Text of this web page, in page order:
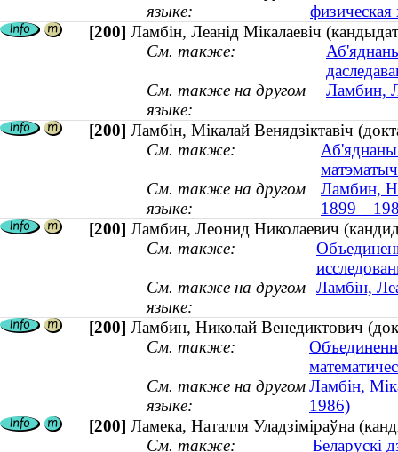
языке:
[200] Ламбін, Леанід Мікалаевіч
См. также:
См. также на другом
языке:
Ламбин,
[200] Ламбін, Мікалай Венядзіктавіч
См. также:
Аб'яднаны
См. также на другом
языке:
Ламбин,
[200] Ламбин, Леонид Николаевич
См. также:
См. также на другом
языке:
Ламбін,
[200] Ламбин, Николай Венедиктович
См. также:
См. также на другом
языке:
Ламбін,
1986)
[200] Ламека, Наталля Уладзіміраўна
См. также:
Беларускі